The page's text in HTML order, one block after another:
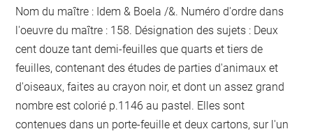
Nom du maître : Idem & Boela /&. Numéro d'ordre dans
l'oeuvre du maître : 158. Désignation des sujets : Deux
cent douze tant demi-feuilles que quarts et tiers de
feuilles, contenant des études de parties d'animaux et
d'oiseaux, faites au crayon noir, et dont un assez grand
nombre est colorié p.1146 au pastel. Elles sont
contenues dans un porte-feuille et deux cartons, sur l'un